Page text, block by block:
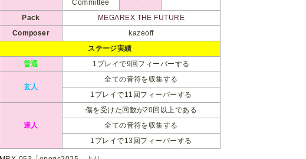
Committee
Pack
MEGAREX THE FUTURE
Composer
kazeoff
ステージ実績
普通
1プレイで9回フィーバーする
玄人
全ての音符を収集する
1プレイで11回フィーバーする
達人
傷を受けた回数が20回以上である
全ての音符を収集する
1プレイで13回フィーバーする